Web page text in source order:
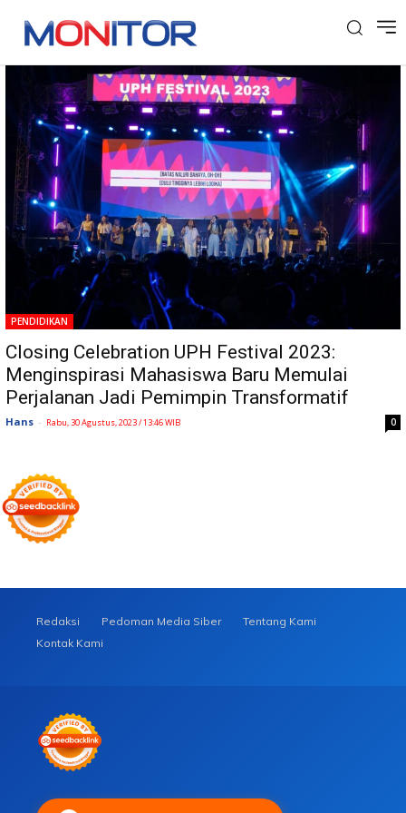
Tag: Dr. (Hon) Jonathan L. Parapak
PENDIDIKAN
Closing Celebration UPH Festival 2023:
Menginspirasi Mahasiswa Baru Memulai
Perjalanan Jadi Pemimpin Transformatif
Hans - Rabu, 30 Agustus, 2023 / 13:46 WIB 0
Redaksi Pedoman Media Siber
Tentang Kami
Kontak Kami